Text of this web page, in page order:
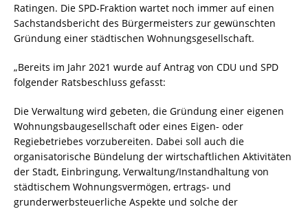
Ratingen. Die SPD-Fraktion wartet noch immer auf einen
Sachstandsbericht des Bürgermeisters zur gewünschten
Gründung einer städtischen Wohnungsgesellschaft.
„Bereits im Jahr 2021 wurde auf Antrag von CDU und SPD
folgender Ratsbeschluss gefasst:
Die Verwaltung wird gebeten, die Gründung einer eigenen
Wohnungsbaugesellschaft oder eines Eigen- oder
Regiebetriebes vorzubereiten. Dabei soll auch die
organisatorische Bündelung der wirtschaftlichen Aktivitäten
der Stadt, Einbringung, Verwaltung/Instandhaltung von
städtischem Wohnungsvermögen, ertrags- und
grunderwerbsteuerliche Aspekte und solche der